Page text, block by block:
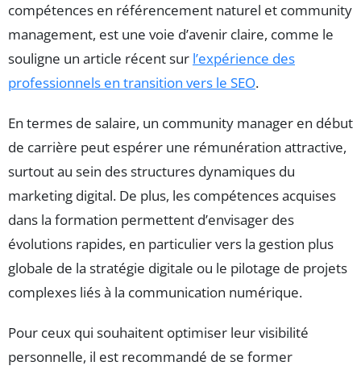
compétences en référencement naturel et community
management, est une voie d’avenir claire, comme le
souligne un article récent sur l’expérience des
professionnels en transition vers le SEO.
En termes de salaire, un community manager en début
de carrière peut espérer une rémunération attractive,
surtout au sein des structures dynamiques du
marketing digital. De plus, les compétences acquises
dans la formation permettent d’envisager des
évolutions rapides, en particulier vers la gestion plus
globale de la stratégie digitale ou le pilotage de projets
complexes liés à la communication numérique.
Pour ceux qui souhaitent optimiser leur visibilité
personnelle, il est recommandé de se former